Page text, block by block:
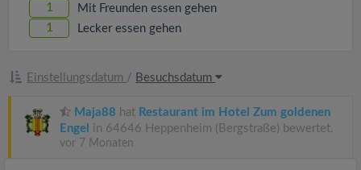
1 Mit Freunden essen gehen
1 Lecker essen gehen
Einstellungsdatum / Besuchsdatum
Maja88 hat Restaurant im Hotel Zum goldenen
Engel in 64646 Heppenheim (Bergstraße) bewertet.
vor 7 Monaten